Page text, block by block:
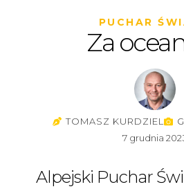
PUCHAR
Za
TOMASZ KURDZIEL
7 grudnia
Alpejski Puchar